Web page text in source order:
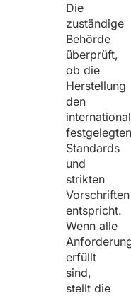
Die
zuständige
Behörde
überprüft,
ob die
Herstellung
den
international
festgelegten
Standards
und
strikten
Vorschriften
entspricht.
Wenn alle
erfüllt
sind,
stellt die